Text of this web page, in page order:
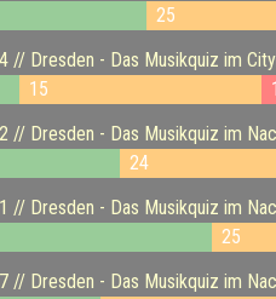
25
// Dresden - Das Musikquiz im
15
// Dresden - Das Musikquiz im
24
// Dresden - Das Musikquiz im
25
// Dresden - Das Musikquiz im